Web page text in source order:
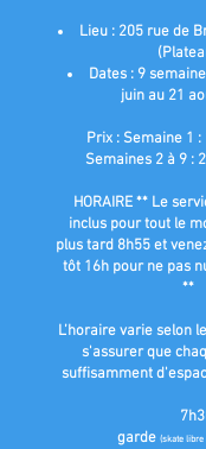
Lieu : 205 rue de
Dates : 9
juin au 21
Prix : Semaine 1
Semaines 2 à 9 :
HORAIRE ** Le
inclus pour tout le
plus tard 8h55 et
tôt 16h pour ne pas
**
L’horaire varie selon
s'assurer que
suffisamment
7h30 - 9h:
garde (skate libre